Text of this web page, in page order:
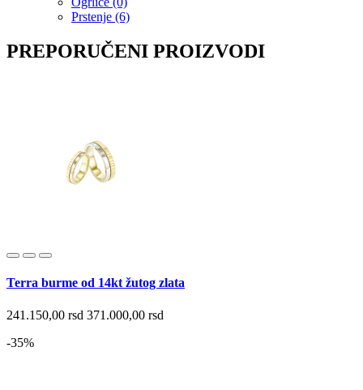
Prstenje (6)
PREPORUČENI PROIZVODI
Terra burme od 14kt žutog zlata
241.150,00 rsd 371.000,00 rsd
-35%